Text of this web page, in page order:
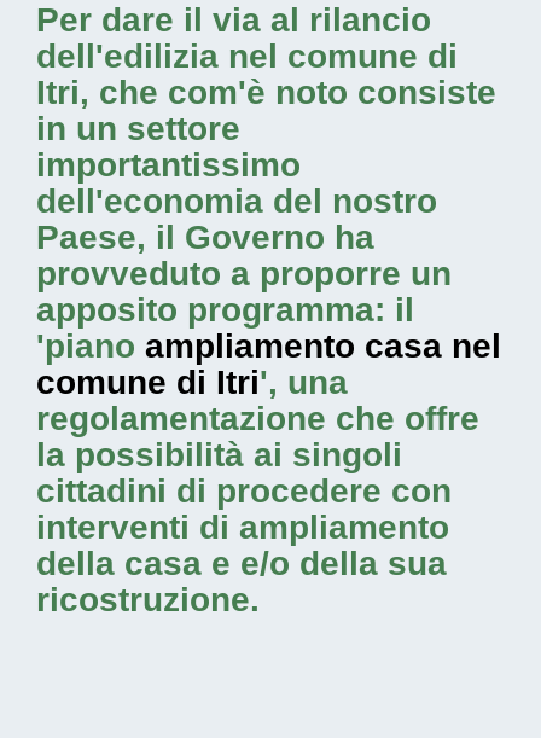
Per dare il via al rilancio
dell'edilizia nel comune di
Itri, che com'è noto consiste
in un settore
importantissimo
dell'economia del nostro
Paese, il Governo ha
provveduto a proporre un
apposito programma: il
'piano ampliamento casa nel
comune di Itri', una
regolamentazione che offre
la possibilità ai singoli
cittadini di procedere con
interventi di ampliamento
della casa e e/o della sua
ricostruzione.